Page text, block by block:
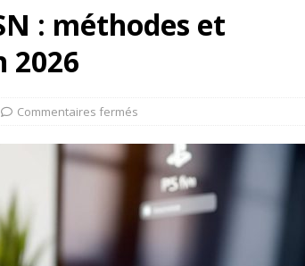
: méthodes et
2026
Commentaires fermés